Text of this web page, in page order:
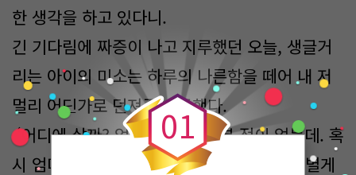
한 생각을 하고 있다니.
긴 기다림에 짜증이 나고 지루했던 오늘, 생글거
리는 아이의 미소는 하루의 나른함을 떼어 내 저
멀리 어딘가로 던져주는 듯했다.
‘어디에 살까? 엄마는 한 번도 본 적이 없는데. 혹
시 엄마가 일하고 아빠가 살림하는 집인가? 별게
0
0
1